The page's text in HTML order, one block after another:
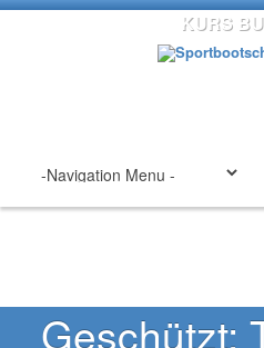
KURS
Geschützt: